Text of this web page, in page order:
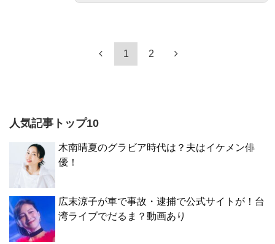
1 2
人気記事トップ10
木南晴夏のグラビア時代は？夫はイケメン俳
優！
広末涼子が車で事故・逮捕で公式サイトが！台
湾ライブでだるま？動画あり